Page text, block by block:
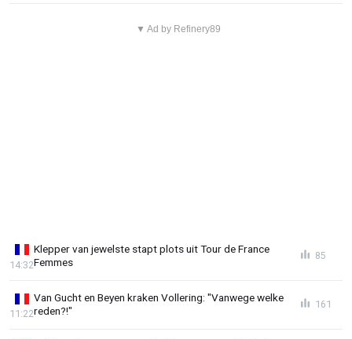
▼ Ad by Refinery89
Klepper van jewelste stapt plots uit Tour de France
Femmes
14:32
85
Van Gucht en Beyen kraken Vollering: "Vanwege welke
reden?!"
11:22
161